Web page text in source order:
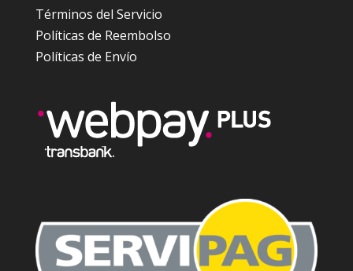
Términos del Servicio
Políticas de Reembolso
Políticas de Envío